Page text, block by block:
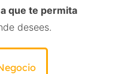
que te permita
desees.